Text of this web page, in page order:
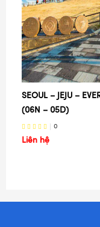
SEOUL – JEJU –
(06N – 05D)
0
Liên hệ